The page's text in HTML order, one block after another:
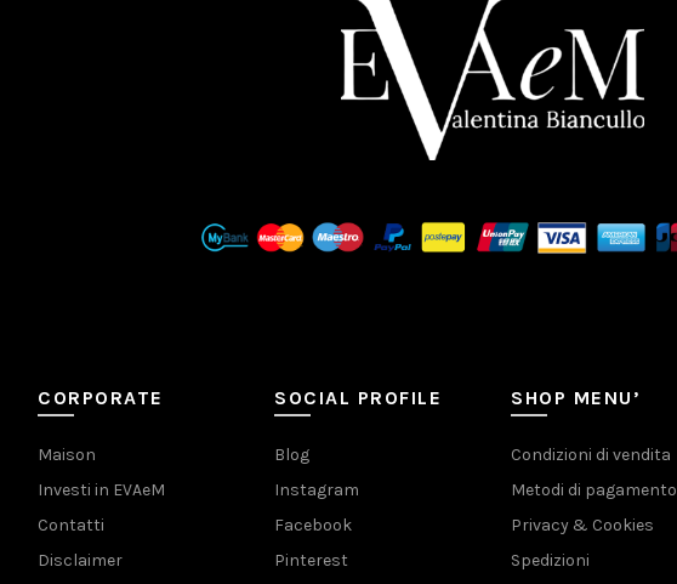
CORPORATE
Maison
Investi in EVAeM
Contatti
Disclaimer
SOCIAL PROFILE
Blog
Instagram
Facebook
Pinterest
SHOP MENU’
Condizioni di vendita
Metodi di pagamento
Privacy & Cookies
Spedizioni